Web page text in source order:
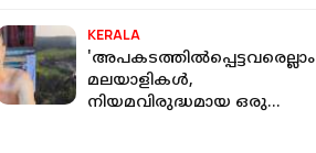
KERALA
'അപകടത്തിൽപ്പെട്ടവരെല്ലാം
മലയാളികൾ,
നിയമവിരുദ്ധമായ ഒരു